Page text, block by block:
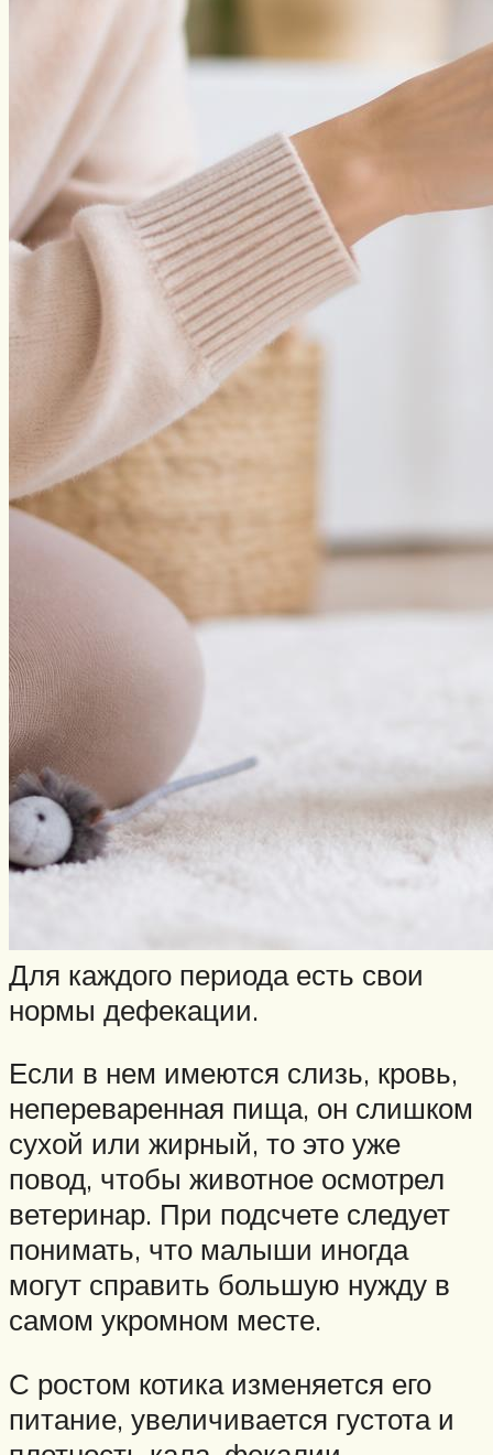
Для каждого периода есть свои
нормы дефекации.
Если в нем имеются слизь, кровь,
непереваренная пища, он слишком
сухой или жирный, то это уже
повод, чтобы животное осмотрел
ветеринар. При подсчете следует
понимать, что малыши иногда
могут справить большую нужду в
самом укромном месте.
С ростом котика изменяется его
питание, увеличивается густота и